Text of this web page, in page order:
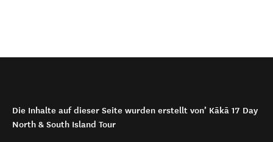
Die Inhalte auf dieser Seite wurden erstellt von’ Kākā 17 Day
North & South Island Tour